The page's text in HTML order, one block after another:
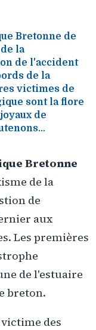
Bretonne de
la
de l'accident
de la
victimes de
sont la flore
de
Bretonne
de la
de
aux
Les premières
de l'estuaire
breton.
des